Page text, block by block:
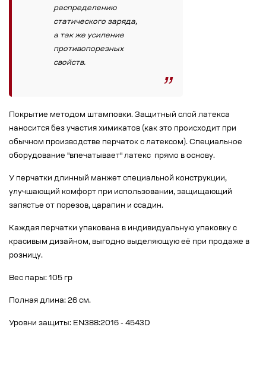
распределению
статического заряда,
а так же усиление
противопорезных
свойств.
Покрытие методом штамповки. Защитный слой латекса
наносится без участия химикатов (как это происходит при
обычном производстве перчаток с латексом). Специальное
оборудование "впечатывает" латекс прямо в основу.
У перчатки длинный манжет специальной конструкции,
улучшающий комфорт при использовании, защищающий
запястье от порезов, царапин и ссадин.
Каждая перчатки упакована в индивидуальную упаковку с
красивым дизайном, выгодно выделяющую её при продаже в
розницу.
Вес пары: 105 гр
Полная длина: 26 см.
Уровни защиты: EN388:2016 - 4543D